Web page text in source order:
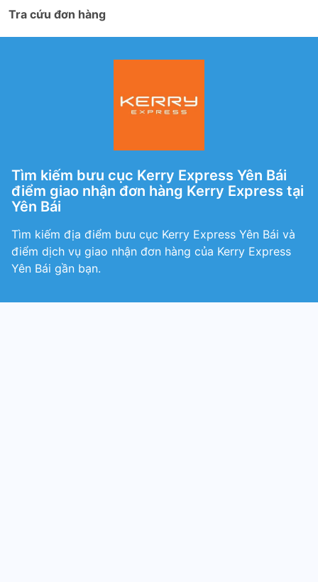
Tra cứu đơn hàng
Tìm kiếm bưu cục Kerry Express Yên Bái
điểm giao nhận đơn hàng Kerry Express tại
Yên Bái
Tìm kiếm địa điểm bưu cục Kerry Express Yên Bái và
điểm dịch vụ giao nhận đơn hàng của Kerry Express
Yên Bái gần bạn.